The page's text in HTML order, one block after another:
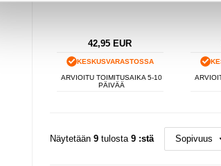
42,95 EUR
KESKUSVARASTOSSA
ARVIOITU TOIMITUSAIKA 5-10
PÄIVÄÄ
Näytetään 9tulosta 9 :stä